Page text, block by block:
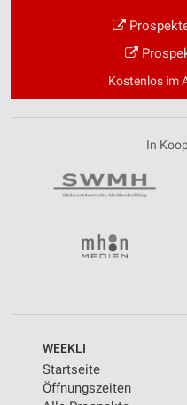
Kostenlos im
In
WEEKLI
Startseite
Öffnungszeiten